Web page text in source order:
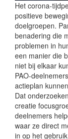
Het corona-
positieve
doelgroepen.
benadering die
problemen in
een manier die
niet bij elkaar
PAO-
actieplan
Dat
creatie
deelnemers
waar ze direct
in op het